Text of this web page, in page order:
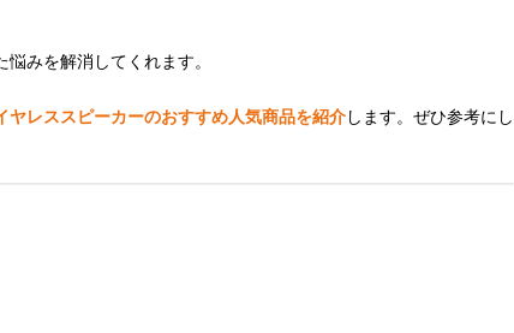
みを解消してくれます。
ヤレススピーカーのおすすめ人気商品を紹介します。ぜひ参考にし